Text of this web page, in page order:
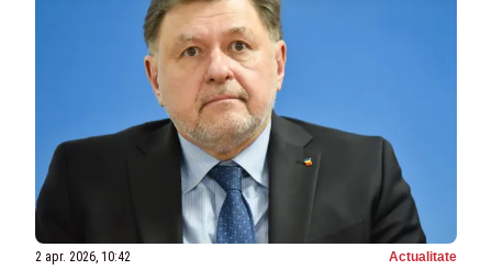
2 apr. 2026, 10:42 Actualitate